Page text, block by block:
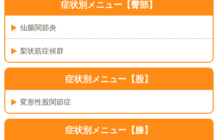
症状別メニュー【臀部】
仙腸関節炎
梨状筋症候群
症状別メニュー【股】
変形性股関節症
症状別メニュー【膝】